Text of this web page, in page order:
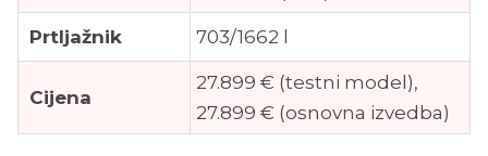
Prtljažnik 703/1662 l
Cijena
27.899 € (testni model),
27.899 € (osnovna izvedba)